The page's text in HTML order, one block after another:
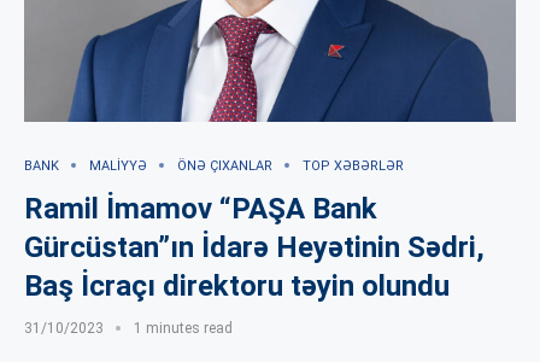
BANK MALIYYƏ ÖNƏ ÇIXANLAR TOP XƏBƏRLƏR
Ramil İmamov “PAŞA Bank
Gürcüstan”ın İdarə Heyətinin Sədri,
Baş İcraçı direktoru təyin olundu
31/10/2023 1 minutes read